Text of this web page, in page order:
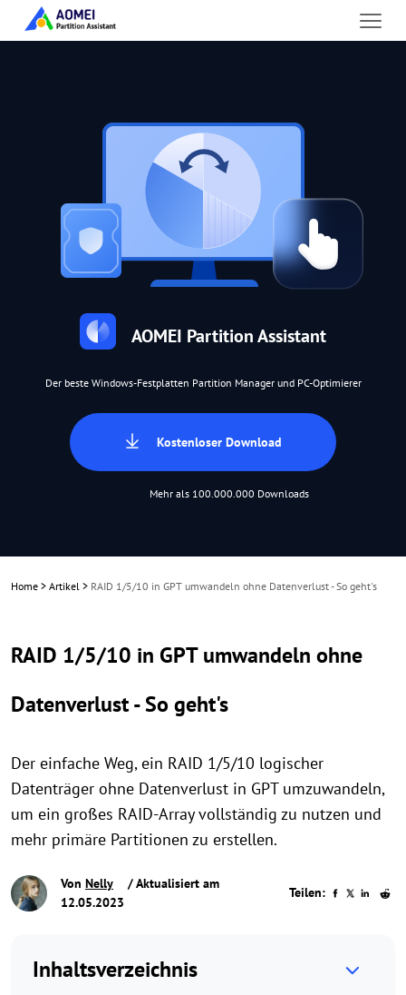
AOMEI Partition Assistant
Der beste Windows-Festplatten Partition Manager und PC-Optimierer
Kostenloser Download
Mehr als 100.000.000 Downloads
Home > Artikel > RAID 1/5/10 in GPT umwandeln ohne Datenverlust - So geht's
RAID 1/5/10 in GPT umwandeln ohne
Datenverlust - So geht's
Der einfache Weg, ein RAID 1/5/10 logischer
Datenträger ohne Datenverlust in GPT umzuwandeln,
um ein großes RAID-Array vollständig zu nutzen und
mehr primäre Partitionen zu erstellen.
Von Nelly
/ Aktualisiert am
12.05.2023
Teilen:
Inhaltsverzeichnis